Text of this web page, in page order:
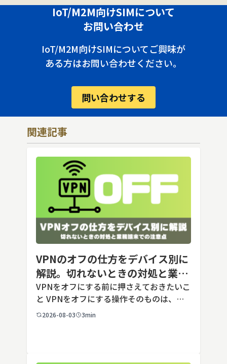
IoT/M2M向けSIMについて
お問い合わせ
IoT/M2M向けSIMについてご興味が
ある方はお問い合わせください。
問い合わせする
関連記事
VPNのオフの仕方をデバイス別に
解説。切れないときの対処と業務
端末での注意点
VPNをオフにする前に押さえておきたいこ
と VPNをオフにする操作そのものは、ど
の端末でも数タップから数クリックで完了
2026-08-03 3min